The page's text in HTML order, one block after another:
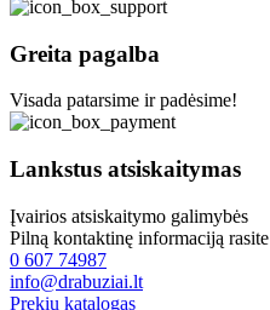
Greita pagalba
Visada patarsime ir padėsime!
Lankstus atsiskaitymas
Įvairios atsiskaitymo galimybės
Pilną kontaktinę informaciją rasite
0 607 74987
info@drabuziai.lt
Prekių katalogas